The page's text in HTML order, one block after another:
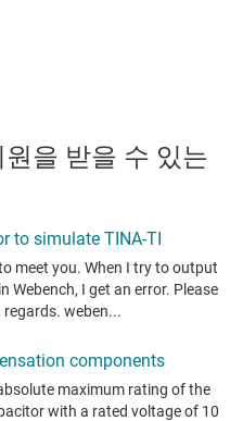
을 받을 수 있는